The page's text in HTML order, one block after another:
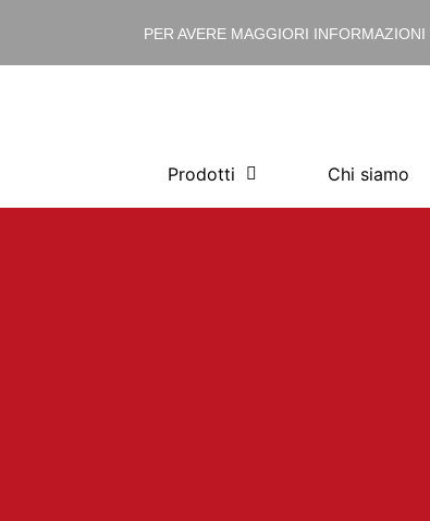
PER AVERE MAGGIORI INFORMAZIONI
Prodotti Chi siamo